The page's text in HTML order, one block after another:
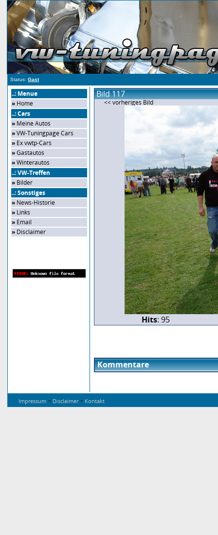
Status: Gast
..: Menue
» Home
..: Cars
» Meine Autos
»VW-Tuningpage Cars
» Ex vwtp-Cars
»Gastautos
»Winterautos
..: VW-Treffen
» Bilder
..: Sonstiges
» News-Historie
» Links
» Email
» Disclaimer
Bild 117
<< vorheriges Bild
Hits: 95
Kommentare
Impressum - Disclaimer- Kontakt